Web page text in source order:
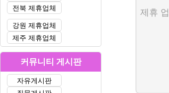
제휴
전북 제휴업체
강원 제휴업체
제주 제휴업체
커뮤니티 게시판
자유게시판